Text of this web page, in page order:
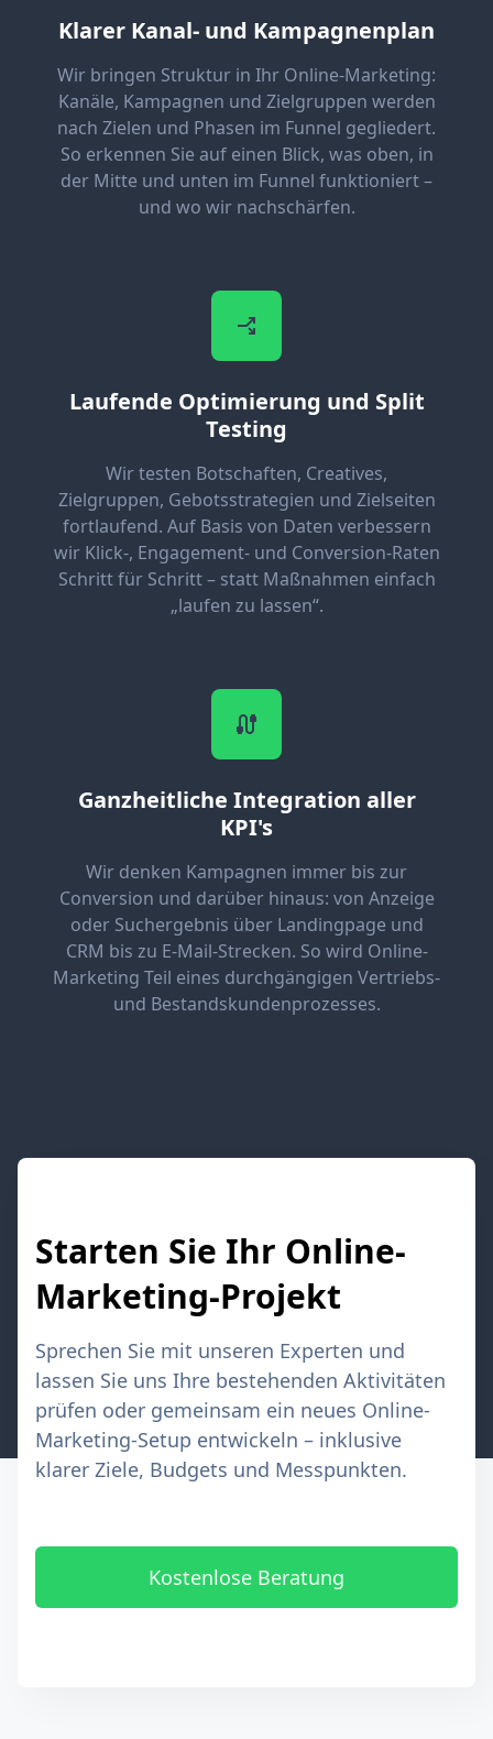
Klarer Kanal- und Kampagnenplan
Wir bringen Struktur in Ihr Online-Marketing:
Kanäle, Kampagnen und Zielgruppen werden
nach Zielen und Phasen im Funnel gegliedert.
So erkennen Sie auf einen Blick, was oben, in
der Mitte und unten im Funnel funktioniert –
und wo wir nachschärfen.
Laufende Optimierung und Split
Testing
Wir testen Botschaften, Creatives,
Zielgruppen, Gebotsstrategien und Zielseiten
fortlaufend. Auf Basis von Daten verbessern
wir Klick-, Engagement- und Conversion-Raten
Schritt für Schritt – statt Maßnahmen einfach
„laufen zu lassen“.
Ganzheitliche Integration aller
KPI's
Wir denken Kampagnen immer bis zur
Conversion und darüber hinaus: von Anzeige
oder Suchergebnis über Landingpage und
CRM bis zu E‑Mail-Strecken. So wird Online-
Marketing Teil eines durchgängigen Vertriebs-
und Bestandskundenprozesses.
Starten Sie Ihr Online-
Marketing-Projekt
Sprechen Sie mit unseren Experten und
lassen Sie uns Ihre bestehenden Aktivitäten
prüfen oder gemeinsam ein neues Online-
Marketing-Setup entwickeln – inklusive
klarer Ziele, Budgets und Messpunkten.
Kostenlose Beratung